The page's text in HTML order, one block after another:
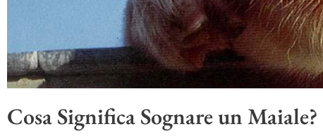
Cosa Significa Sognare un Maiale?